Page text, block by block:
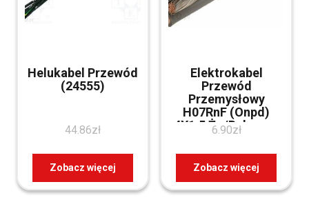
Helukabel Przewód
(24555)
44.86zł
Zobacz więcej
Elektrokabel
Przewód
Przemysłowy
H07RnF (Onpd)
4X1,5 Żo/Bębnowy
Onpd4X15
6.90zł
Zobacz więcej